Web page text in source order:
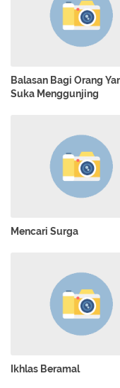
Balasan Bagi Orang
Suka Menggunjing
Mencari Surga
Ikhlas Beramal